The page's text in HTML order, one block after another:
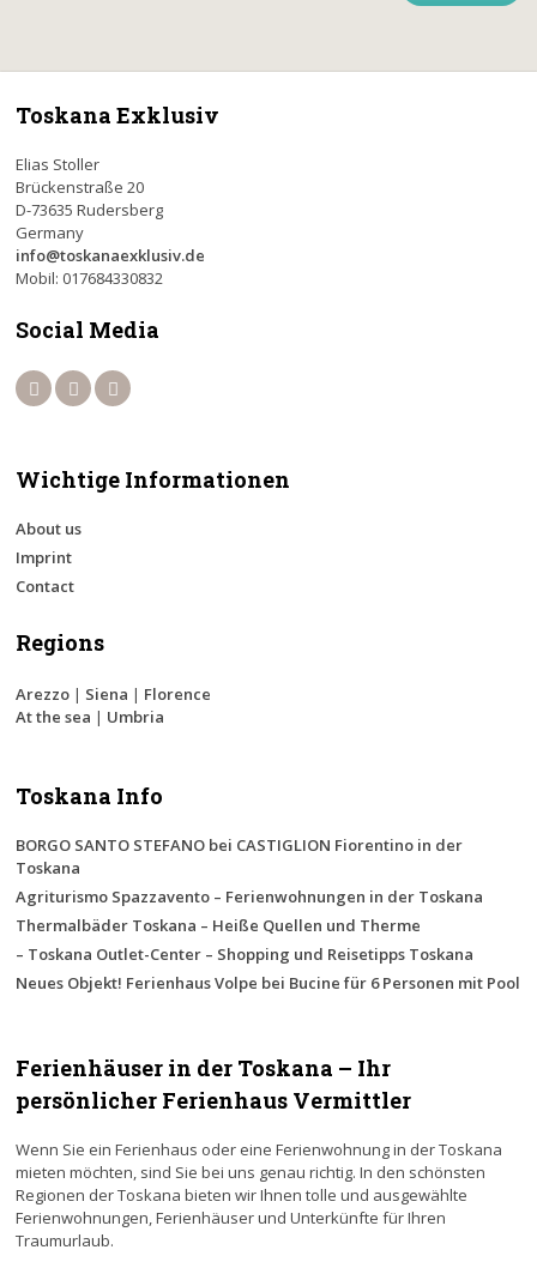
Toskana Exklusiv
Elias Stoller
Brückenstraße 20
D-73635 Rudersberg
Germany
info@toskanaexklusiv.de
Mobil: 017684330832
Social Media
Wichtige Informationen
About us
Imprint
Contact
Regions
Arezzo | Siena | Florence
At the sea | Umbria
Toskana Info
BORGO SANTO STEFANO bei CASTIGLION Fiorentino in der
Toskana
Agriturismo Spazzavento – Ferienwohnungen in der Toskana
Thermalbäder Toskana – Heiße Quellen und Therme
– Toskana Outlet-Center – Shopping und Reisetipps Toskana
Neues Objekt! Ferienhaus Volpe bei Bucine für 6 Personen mit Pool
Ferienhäuser in der Toskana – Ihr
persönlicher Ferienhaus Vermittler
Wenn Sie ein Ferienhaus oder eine Ferienwohnung in der Toskana
mieten möchten, sind Sie bei uns genau richtig. In den schönsten
Regionen der Toskana bieten wir Ihnen tolle und ausgewählte
Ferienwohnungen, Ferienhäuser und Unterkünfte für Ihren
Traumurlaub.